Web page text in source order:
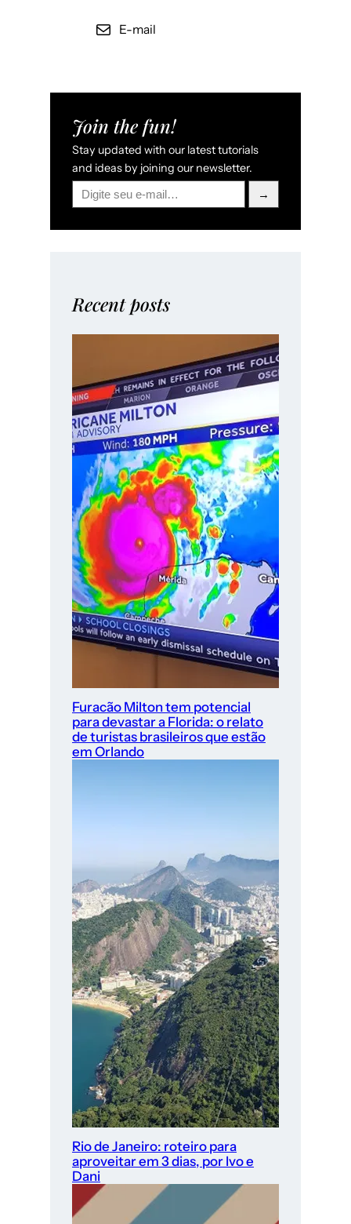
E-mail
Join the fun!
Stay updated with our latest tutorials
and ideas by joining our newsletter.
Digite seu e-mail…
→
Recent posts
Furacão Milton tem potencial
para devastar a Florida: o relato
de turistas brasileiros que estão
em Orlando
Rio de Janeiro: roteiro para
aproveitar em 3 dias, por Ivo e
Dani